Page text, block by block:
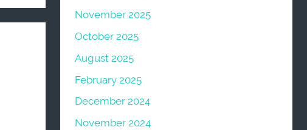
November 2025
October 2025
August 2025
February 2025
December 2024
November 2024